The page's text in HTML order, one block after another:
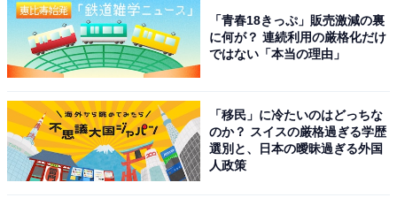
「青春18きっぷ」販売激減の裏
に何が？ 連続利用の厳格化だけ
ではない「本当の理由」
「移民」に冷たいのはどっちな
のか？ スイスの厳格過ぎる学歴
選別と、日本の曖昧過ぎる外国
人政策